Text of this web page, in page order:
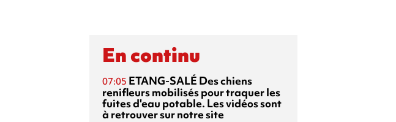
En continu
07:05 ETANG-SALÉ Des chiens
renifleurs mobilisés pour traquer les
fuites d'eau potable. Les vidéos sont
à retrouver sur notre site